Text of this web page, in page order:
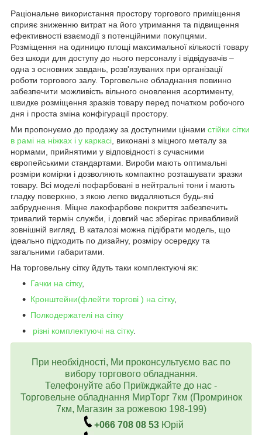
Раціональне використання простору торгового приміщення
сприяє зниженню витрат на його утримання та підвищення
ефективності взаємодії з потенційними покупцями.
Розміщення на одиницю площі максимальної кількості товару
без шкоди для доступу до нього персоналу і відвідувачів –
одна з основних завдань, розв'язуваних при організації
роботи торгового залу. Торговельне обладнання повинно
забезпечити можливість вільного оновлення асортименту,
швидке розміщення зразків товару перед початком робочого
дня і проста зміна конфігурації простору.
Ми пропонуємо до продажу за доступними цінами стійки сітки
в рамі на ніжках і у каркасі, виконані з міцного металу за
нормами, прийнятими у відповідності з сучасними
європейськими стандартами. Вироби мають оптимальні
розміри комірки і дозволяють компактно розташувати зразки
товару. Всі моделі пофарбовані в нейтральні тони і мають
гладку поверхню, з якою легко видаляються будь-які
забруднення. Міцне лакофарбове покриття забезпечить
тривалий термін служби, і довгий час зберігає привабливий
зовнішній вигляд. В каталозі можна підібрати модель, що
ідеально підходить по дизайну, розміру осередку та
загальними габаритами.
На торговельну сітку йдуть таки комплектуючі як:
Гачки на сітку,
Кронштейни(флейти торгові ) на сітку,
Полкодержателі на сітку
різні комплектуючі на сітку.
При необхідності, Ми проконсультуємо вас по
вибору торгового обладнання.
Телефонуйте або Приїжджайте до нас -
Торговельне обладнання МирТорг 7км (Промринок
7км, Магазин за рожевою 198-199)
+066 708 08 53Юрій